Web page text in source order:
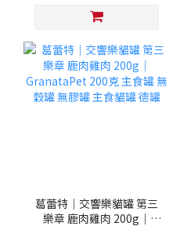
葛蕾特｜交響樂貓罐 第三
樂章 鹿肉雞肉 200g｜